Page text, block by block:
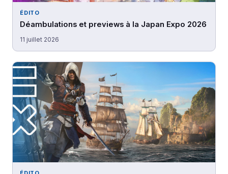
ÉDITO
Déambulations et previews à la Japan Expo 2026
11 juillet 2026